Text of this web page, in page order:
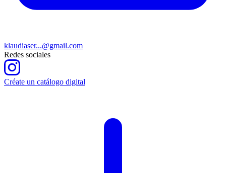
klaudiaser...@gmail.com
Redes sociales
Créate un catálogo digital